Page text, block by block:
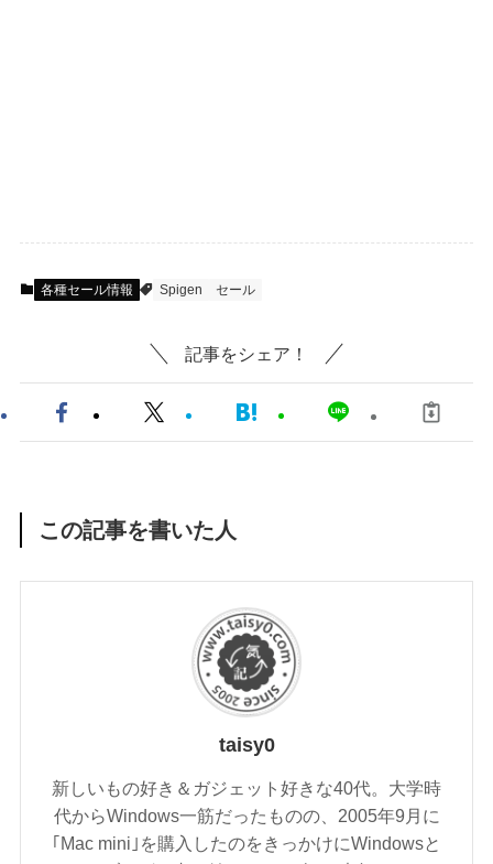
各種セール情報 Spigen セール
記事をシェア！
この記事を書いた人
taisy0
新しいもの好き＆ガジェット好きな40代。大学時
代からWindows一筋だったものの、2005年9月に
｢Mac mini｣を購入したのをきっかけにWindowsと